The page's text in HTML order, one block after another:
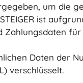
um die
ist
Zahlungsdaten
Daten der
verschlüsselt.